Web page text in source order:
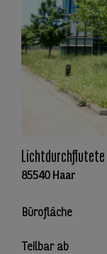
Lichtdurchflutete
85540 Haar
Bürofläche
Teilbar ab